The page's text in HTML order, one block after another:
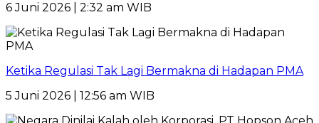
6 Juni 2026 | 2:32 am WIB
Ketika Regulasi Tak Lagi Bermakna di Hadapan PMA
5 Juni 2026 | 12:56 am WIB